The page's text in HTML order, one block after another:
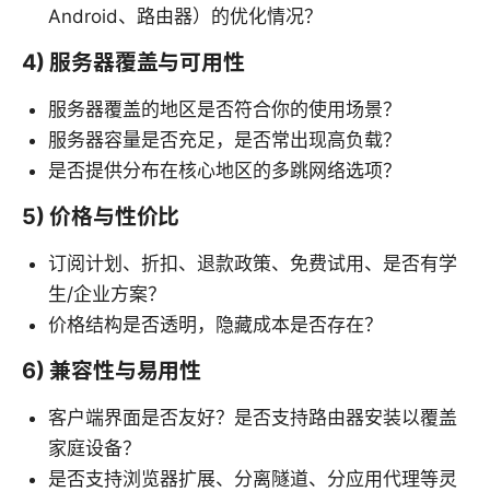
Android、路由器）的优化情况？
4) 服务器覆盖与可用性
服务器覆盖的地区是否符合你的使用场景？
服务器容量是否充足，是否常出现高负载？
是否提供分布在核心地区的多跳网络选项？
5) 价格与性价比
订阅计划、折扣、退款政策、免费试用、是否有学
生/企业方案？
价格结构是否透明，隐藏成本是否存在？
6) 兼容性与易用性
客户端界面是否友好？是否支持路由器安装以覆盖
家庭设备？
是否支持浏览器扩展、分离隧道、分应用代理等灵